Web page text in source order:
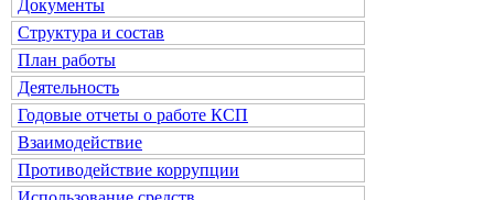
Документы
Структура и состав
План работы
Деятельность
Годовые отчеты о работе КСП
Взаимодействие
Противодействие коррупции